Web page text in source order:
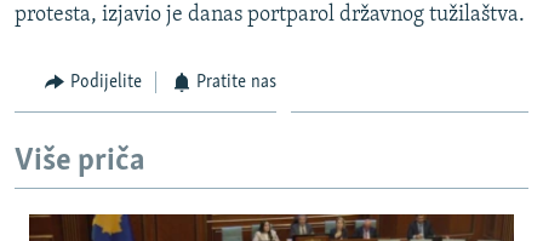
TV LIBERTY
MOJA EVROPA
Sve RFE/RL stranice
protesta, izjavio je danas portparol državnog tužilaštva.
Podijelite Pratite nas
Više priča